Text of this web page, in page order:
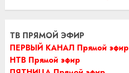
ТВ ПРЯМОЙ ЭФИР
ПЕРВЫЙ КАНАЛ Прямой эфир
НТВ Прямой эфир